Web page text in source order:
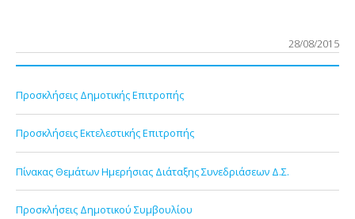
28/08/2015
Προσκλήσεις Δημοτικής Επιτροπής
Προσκλήσεις Εκτελεστικής Επιτροπής
Πίνακας Θεμάτων Ημερήσιας Διάταξης Συνεδριάσεων Δ.Σ.
Προσκλήσεις Δημοτικού Συμβουλίου